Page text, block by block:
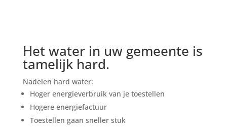
Het water in uw gemeente is
tamelijk hard.
Nadelen hard water:
Hoger energieverbruik van je toestellen
Hogere energiefactuur
Toestellen gaan sneller stuk